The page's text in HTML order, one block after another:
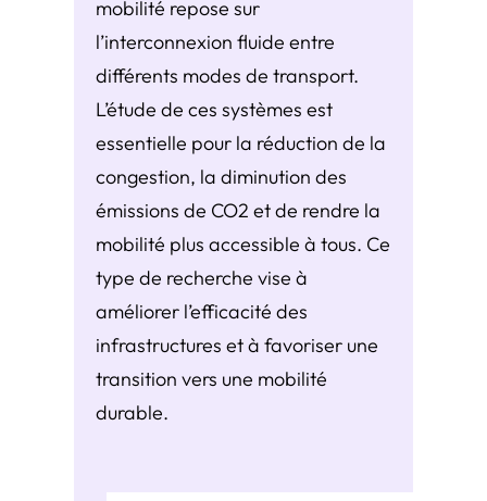
mobilité repose sur
l’interconnexion fluide entre
différents modes de transport.
L’étude de ces systèmes est
essentielle pour la réduction de la
congestion, la diminution des
émissions de CO2 et de rendre la
mobilité plus accessible à tous. Ce
type de recherche vise à
améliorer l’efficacité des
infrastructures et à favoriser une
transition vers une mobilité
durable.